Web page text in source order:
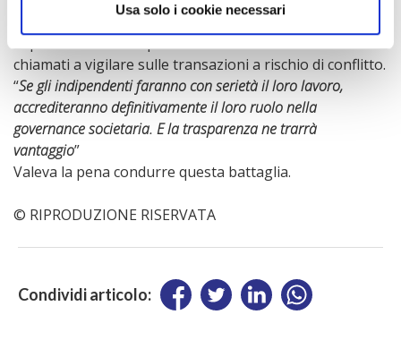
Usa solo i cookie necessari
concreta attuazione delle nuove norme che riposa
chiamati a vigilare sulle transazioni a rischio di conflitto.
“Se gli indipendenti faranno con serietà il loro lavoro,
accrediteranno definitivamente il loro ruolo nella
governance societaria. E la trasparenza ne trarrà
vantaggio”
Valeva la pena condurre questa battaglia.
© RIPRODUZIONE RISERVATA
Condividi articolo: